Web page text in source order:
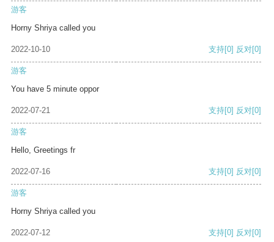
游客
Horny Shriya called you
2022-10-10 支持[0] 反对[0]
游客
You have 5 minute oppor
2022-07-21 支持[0] 反对[0]
游客
Hello, Greetings fr
2022-07-16 支持[0] 反对[0]
游客
Horny Shriya called you
2022-07-12 支持[0] 反对[0]